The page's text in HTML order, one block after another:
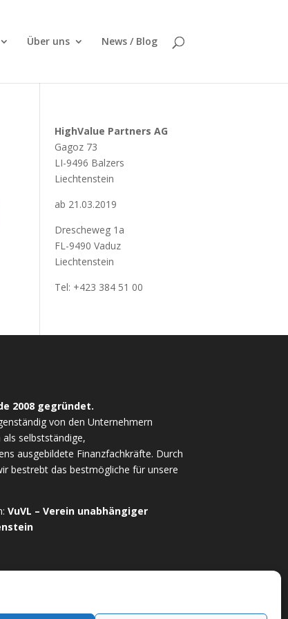
Über uns News / Blog
HighValue Partners AG
Gagoz 73
LI-9496 Balzers
Liechtenstein
ab 21.03.2019
Drescheweg 1a
FL-9490 Vaduz
Liechtenstein
Tel: +423 384 51 00
2008 gegründet.
von den Unternehmern
selbstständige,
ausgebildete Finanzfachkräfte. Durch
bestrebt das bestmögliche für unsere
VuVL – Verein unabhängiger